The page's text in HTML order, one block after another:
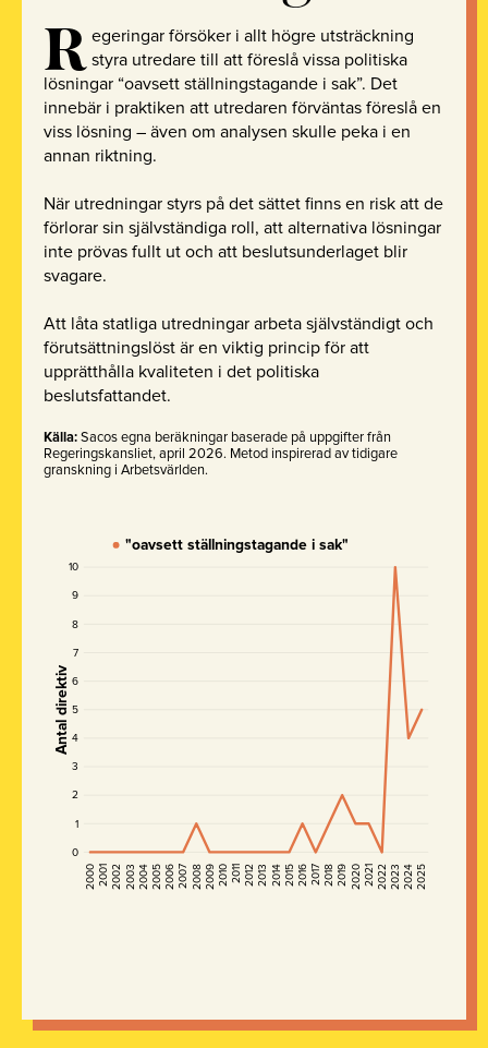
R egeringar försöker i allt högre utsträckning
styra utredare till att föreslå vissa politiska
lösningar “oavsett ställningstagande i sak”. Det
innebär i praktiken att utredaren förväntas föreslå en
viss lösning – även om analysen skulle peka i en
annan riktning.
När utredningar styrs på det sättet finns en risk att de
förlorar sin självständiga roll, att alternativa lösningar
inte prövas fullt ut och att beslutsunderlaget blir
svagare.
Att låta statliga utredningar arbeta självständigt och
förutsättningslöst är en viktig princip för att
upprätthålla kvaliteten i det politiska
beslutsfattandet.
Källa: Sacos egna beräkningar baserade på uppgifter från
Regeringskansliet, april 2026. Metod inspirerad av tidigare
granskning i Arbetsvärlden.
Antal direktiv
0
1
2
3
4
5
6
7
8
9
10
2000 2001 2002 2003 2004 2005 2006 2007 2008 2009 2010 2011 2012 2013 2014 2015 2016 2017 2018 2019 2020 2021 2022 2023 2024 2025
"oavsett ställningstagande i sak"